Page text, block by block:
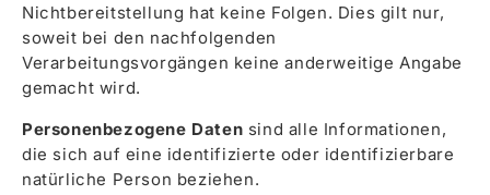
Nichtbereitstellung hat keine Folgen. Dies gilt nur,
soweit bei den nachfolgenden
Verarbeitungsvorgängen keine anderweitige Angabe
gemacht wird.
Personenbezogene Daten sind alle Informationen,
die sich auf eine identifizierte oder identifizierbare
natürliche Person beziehen.